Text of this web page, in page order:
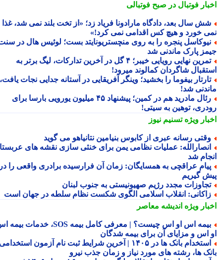
فوتبال در صبح فوتبالی
سال بعد، دادگاه مارادونا فریاد زد؛ «از تخت بلند نمی شد، غذا
خورد و هیچ کس اقدامی نمی کرد!»
پنجره را به روی منچستریونایتد بست؛ لوئیس هال در سنت
پارک ماندنی شد
تمرین نهایی رویایی خیبر؛ ۴ گل در آخرین تدارکات، لیگ برتر به
شاگردان کمالوند میرود!
بیفوما را بخشید؛ وینگر آفریقایی در آستانه جدایی نجات یافت،
شد!
رئال مادرید هم در کمین؛ پیشنهاد ۴۵ میلیون یورویی بارسا برای
توهین به سیتی!
ویژهتسنیم نیوز
رسانه عبری از کابوس بنیامین نتانیاهو می گوید
عملیات نظامی یمن برای خنثی سازی نقشه های عربستان
شد
عراقچی به همسایگان: زمان آن فرارسیده برادری واقعی را در
گیریم
مجدد رژیم صهیونیستی به جنوب لبنان
انقلاب اسلامی الگوی شکست نظام سلطه در جهان است
ویژهاندیشه معاصر
بیمه اس او اس چیست؟ | معرفی کامل بیمه SOS، خدمات بیمه اس
اس و مزایای آن برای بیمه شدگان
استخدام بانک ها در ۱۴۰۵ | آخرین شرایط ثبت نام آزمون استخدامی
ها، رشته های مورد نیاز و زمان جذب نیرو